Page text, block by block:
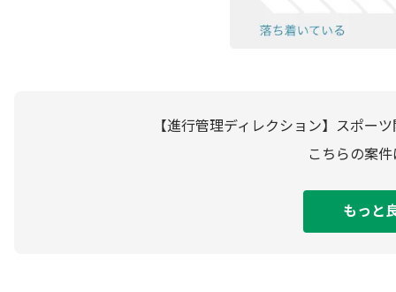
【進行管理ディレクション】スポー
こちらの案
もっと